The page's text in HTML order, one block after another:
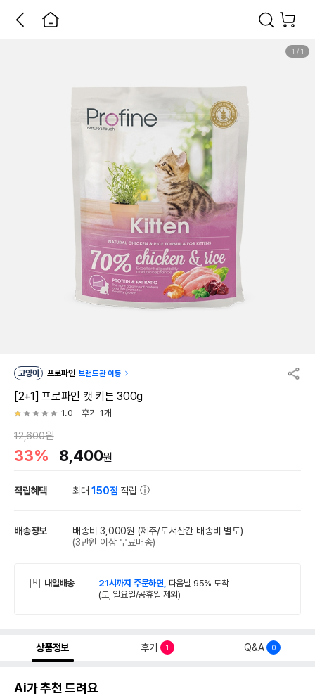
1 / 1
고양이 프로파인 브랜드관 이동
[2+1] 프로파인 캣 키튼 300g
1.0 후기 1개
12,600원
33% 8,400원
적립혜택 최대150점 적립
배송정보 배송비 3,000원 (제주/도서산간 배송비 별도)
(3만원 이상 무료배송)
내일배송 21시까지 주문하면, 다음날 95% 도착
(토, 일요일/공휴일 제외)
상품정보 후기 1 Q&A 0
Ai가 추천 드려요